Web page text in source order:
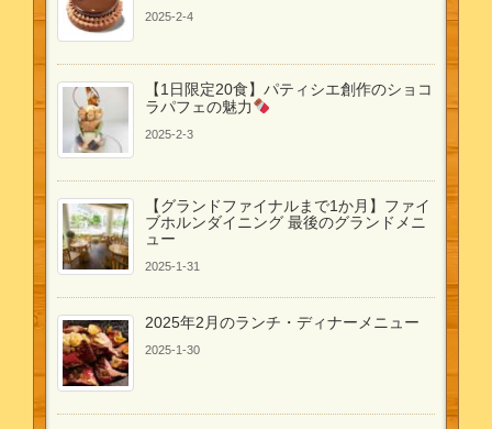
2025-2-4
【1日限定20食】パティシエ創作のショコ
ラパフェの魅力
2025-2-3
【グランドファイナルまで1か月】ファイ
ブホルンダイニング 最後のグランドメニ
ュー
2025-1-31
2025年2月のランチ・ディナーメニュー
2025-1-30